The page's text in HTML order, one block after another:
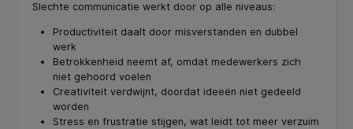
Slechte communicatie werkt door op alle niveaus:
Productiviteit daalt door misverstanden en dubbel
werk
Betrokkenheid neemt af, omdat medewerkers zich
niet gehoord voelen
Creativiteit verdwijnt, doordat ideeën niet gedeeld
worden
Stress en frustratie stijgen, wat leidt tot meer verzuim